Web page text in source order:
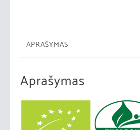
APRAŠYMAS
Aprašymas